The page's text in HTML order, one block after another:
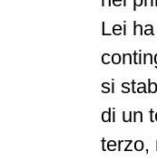
Lei
si
di un
terzo,